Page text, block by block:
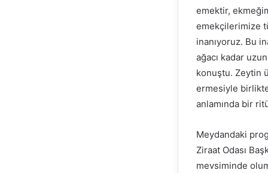
emektir,
emekçilerimize
inanıyoruz. Bu
ağacı kadar
konuştu. Zeytin
ermesiyle
anlamında bir
Meydandaki
Ziraat Odası
mevsiminde